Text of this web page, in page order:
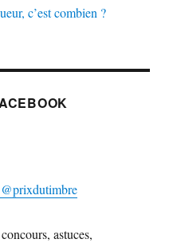
c’est combien ?
concours, astuces,